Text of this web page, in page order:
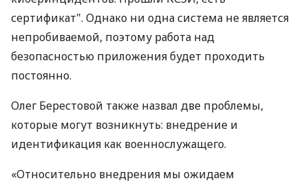
сертификат". Однако ни одна система не является
непробиваемой, поэтому работа над
безопасностью приложения будет проходить
постоянно.
Олег Берестовой также назвал две проблемы,
которые могут возникнуть: внедрение и
идентификация как военнослужащего.
«Относительно внедрения мы ожидаем